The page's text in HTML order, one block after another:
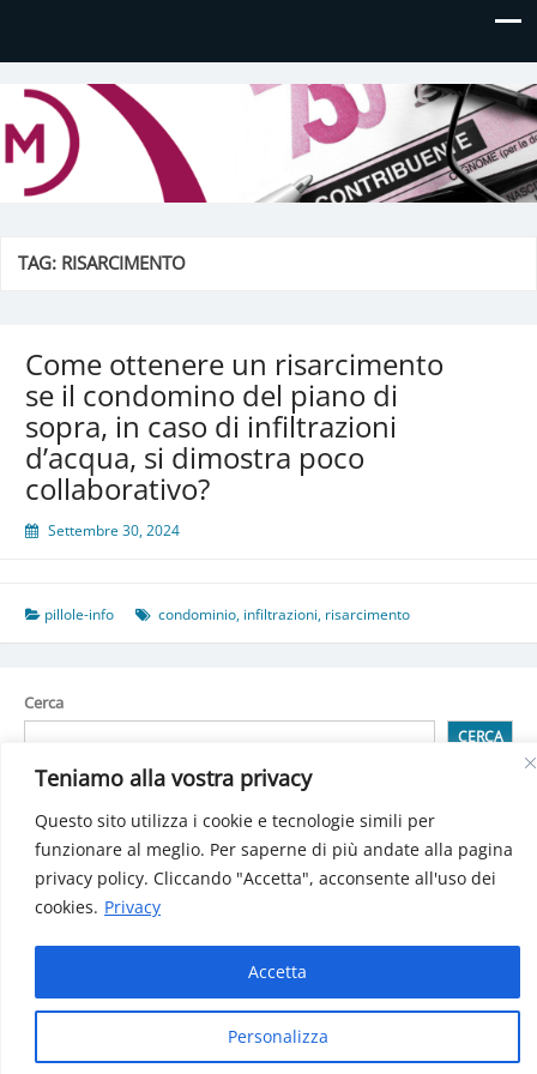
Teniamo alla vostra privacy
Questo sito utilizza i cookie e tecnologie simili per
funzionare al meglio. Per saperne di più andate alla pagina
privacy policy. Cliccando "Accetta", acconsente all'uso dei
cookies. Privacy
Personalizza
Accetta
Daniela Manfè
Daniela Manfè Studio di consulenza amministrativa,
contabile, tributaria e fiscale
TAG: RISARCIMENTO
Come ottenere un risarcimento
se il condomino del piano di
sopra, in caso di infiltrazioni
d’acqua, si dimostra poco
collaborativo?
Settembre 30, 2024
pillole-info condominio, infiltrazioni, risarcimento
Cerca
CERCA
Detrazioni spese attività sportiva praticata dai ragazzi
Detrazione per spese di Building automation (domotica)
Bonus sociale per luce, gas e acqua: Decreto pubblicatosulla
Gazzetta Ufficiale
Le criptovalute: i cambiamenti dal 2025
Manfe© 2024 Tutti i diritti riservati | P.iva 01771160932